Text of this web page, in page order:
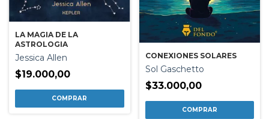
LA MAGIA DE LA
ASTROLOGIA
Jessica Allen
$19.000,00
CONEXIONES SOLARES
Sol Gaschetto
$33.000,00